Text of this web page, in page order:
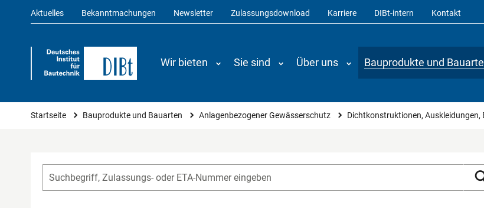
Aktuelles Bekanntmachungen Newsletter Zulassungsdownload Karriere DIBt-intern Kontakt
Wir bieten Sie sind Über uns Bauprodukte und
Sie sind hier
Startseite Bauprodukte und Bauarten Anlagenbezogener Gewässerschutz Dichtkonstruktionen,